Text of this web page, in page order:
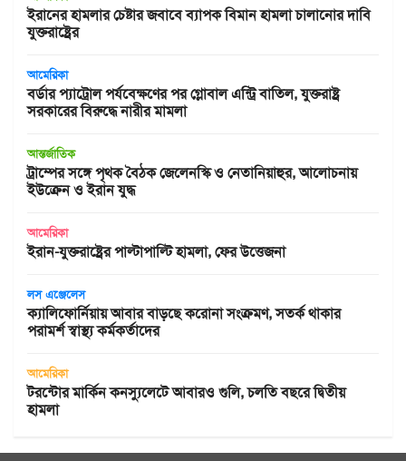
ইরানের হামলার চেষ্টার জবাবে ব্যাপক বিমান হামলা চালানোর দাবি
যুক্তরাষ্ট্রের
আমেরিকা
বর্ডার প্যাট্রোল পর্যবেক্ষণের পর গ্লোবাল এন্ট্রি বাতিল, যুক্তরাষ্ট্র
সরকারের বিরুদ্ধে নারীর মামলা
আন্তর্জাতিক
ট্রাম্পের সঙ্গে পৃথক বৈঠক জেলেনস্কি ও নেতানিয়াহুর, আলোচনায়
ইউক্রেন ও ইরান যুদ্ধ
আমেরিকা
ইরান-যুক্তরাষ্ট্রের পাল্টাপাল্টি হামলা, ফের উত্তেজনা
লস এঞ্জেলেস
ক্যালিফোর্নিয়ায় আবার বাড়ছে করোনা সংক্রমণ, সতর্ক থাকার
পরামর্শ স্বাস্থ্য কর্মকর্তাদের
আমেরিকা
টরন্টোর মার্কিন কনস্যুলেটে আবারও গুলি, চলতি বছরে দ্বিতীয়
হামলা